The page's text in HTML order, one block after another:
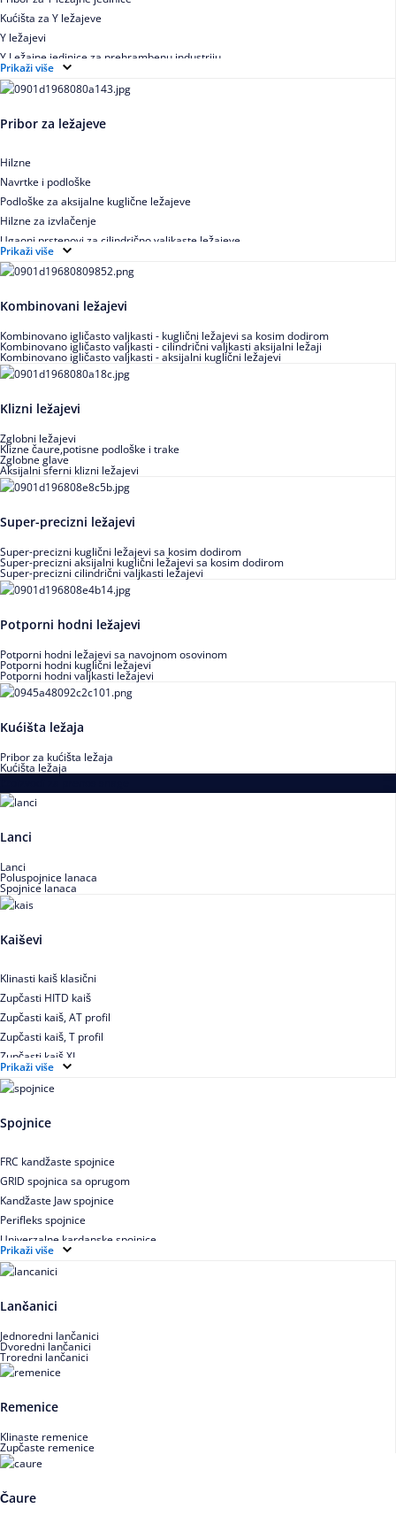
Kućišta za Y ležajeve
Y ležajevi
Y Ležajne jedinice za prehrambenu industriju
Ležajne jedinice sa valjkastim ležajevima
Prikaži više
Pribor za ležajeve
Hilzne
Navrtke i podloške
Podloške za aksijalne kuglične ležajeve
Hilzne za izvlačenje
Ugaoni prstenovi za cilindrično valjkaste ležajeve
Prikaži više
Kombinovani ležajevi
Kombinovano igličasto valjkasti - kuglični ležajevi sa kosim dodirom
Kombinovano igličasto valjkasti - cilindrični valjkasti aksijalni ležaji
Kombinovano igličasto valjkasti - aksijalni kuglični ležajevi
Klizni ležajevi
Zglobni ležajevi
Klizne čaure,potisne podloške i trake
Zglobne glave
Aksijalni sferni klizni ležajevi
Super-precizni ležajevi
Super-precizni kuglični ležajevi sa kosim dodirom
Super-precizni aksijalni kuglični ležajevi sa kosim dodirom
Super-precizni cilindrični valjkasti ležajevi
Potporni hodni ležajevi
Potporni hodni ležajevi sa navojnom osovinom
Potporni hodni kuglični ležajevi
Potporni hodni valjkasti ležajevi
Kućišta ležaja
Pribor za kućišta ležaja
Kućišta ležaja
Lanci
Lanci
Poluspojnice lanaca
Spojnice lanaca
Kaiševi
Klinasti kaiš klasični
Zupčasti HITD kaiš
Zupčasti kaiš, AT profil
Zupčasti kaiš, T profil
Zupčasti kaiš XL
Zupčasti STD kaiš
Uskoprofilno klinasto remenje
Uskoprofilno klinasto remenje spojeno
Uskoprofilno klinasto remenje XP extra power
Višekanalno remenje PJ,PK
Prikaži više
Spojnice
FRC kandžaste spojnice
GRID spojnica sa oprugom
Kandžaste Jaw spojnice
Perifleks spojnice
Univerzalne kardanske spojnice
Zupčaste spojnice
Prikaži više
Lančanici
Jednoredni lančanici
Dvoredni lančanici
Troredni lančanici
Remenice
Klinaste remenice
Zupčaste remenice
Čaure